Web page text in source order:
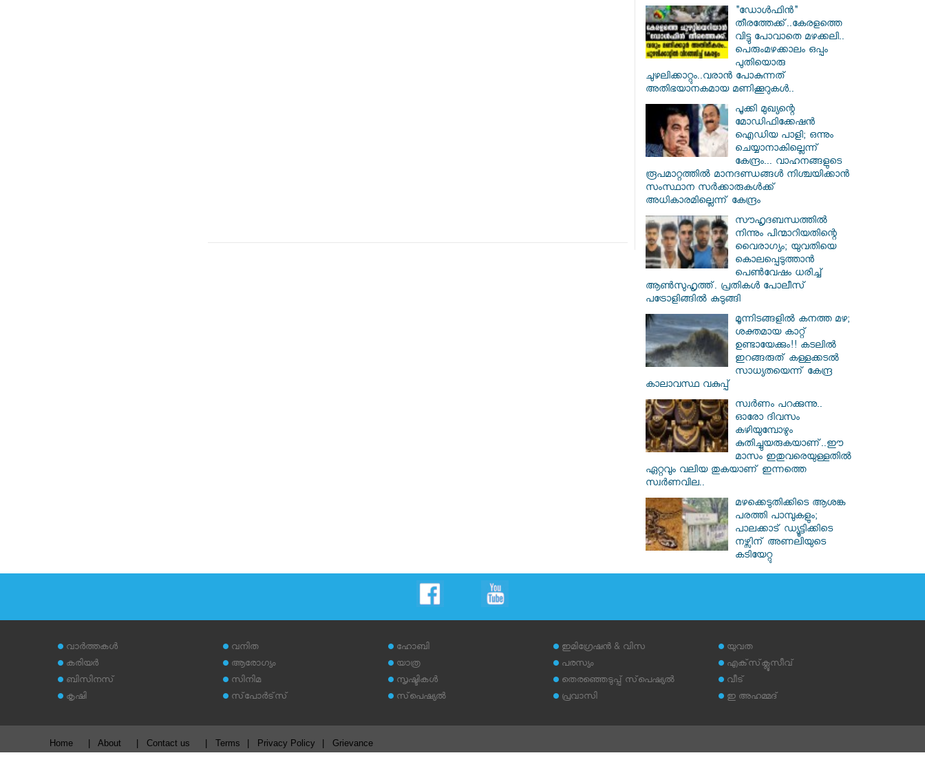
"ഡോൾഫിൻ"
തീരത്തേക്ക്..കേരളത്തെ
വിട്ടു പോവാതെ മഴക്കലി..
പെരുംമഴക്കാലം ഒപ്പം
പുതിയൊരു
ചുഴലിക്കാറ്റും..വരാൻ പോകുന്നത്
അതിഭയാനകമായ മണിക്കൂറുകൾ..
പൂക്കി മുഖ്യന്റെ
മോഡിഫിക്കേഷൻ
ഐഡിയ പാളി; ഒന്നും
ചെയ്യാനാകില്ലെന്ന്
കേന്ദ്രം... വാഹനങ്ങളുടെ
രൂപമാറ്റത്തില്‍ മാനദണ്ഡങ്ങള്‍ നിശ്ചയിക്കാന്‍
സംസ്ഥാന സര്‍ക്കാരുകള്‍ക്ക്
അധികാരമില്ലെന്ന് കേന്ദ്രം
സൗഹൃദബന്ധത്തില്‍
നിന്നും പിന്മാറിയതിന്റെ
വൈരാഗ്യം; യുവതിയെ
കൊലപ്പെടുത്താന്‍
പെണ്‍വേഷം ധരിച്ച്
ആൺസുഹൃത്ത്. പ്രതികൾ പോലീസ്
പട്രോളിങ്ങിൽ കുടുങ്ങി
മൂന്നിടങ്ങളിൽ കനത്ത മഴ;
ശക്തമായ കാറ്റ്
ഉണ്ടായേക്കും!! കടലിൽ
ഇറങ്ങരുത് കള്ളക്കടൽ
സാധ്യതയെന്ന് കേന്ദ്ര
കാലാവസ്ഥ വകുപ്പ്
സ്വര്‍ണം പറക്കുന്നു..
ഓരോ ദിവസം
കഴിയുമ്പോഴും
കുതിച്ചുയരുകയാണ്..ഈ
മാസം ഇതുവരെയുള്ളതിൽ
ഏറ്റവും വലിയ തുകയാണ് ഇന്നത്തെ
സ്വർണവില..
മഴക്കെടുതിക്കിടെ ആശങ്ക
പരത്തി പാമ്പുകളും;
പാലക്കാട് ഡ്യൂട്ടിക്കിടെ
നഴ്സിന് അണലിയുടെ
കടിയേറ്റു
വാര്‍ത്തകള്‍
കരിയര്‍
ബിസിനസ്
കൃഷി
വനിത
ആരോഗ്യം
സിനിമ
സ്‌പോര്‍ട്‌സ്
ഹോബി
യാത്ര
സൃഷ്ടികള്‍
സ്‌പെഷ്യല്‍
ഇമിഗ്രേഷന്‍ & വിസ
പരസ്യം
തെരഞ്ഞെടുപ്പ് സ്‌പെഷ്യല്‍
പ്രവാസി
യുവത
എക്‌സ്‌ക്ലൂസീവ്
വീട്
ഇ അഹമ്മദ്‌
Home About Contact us Terms Privacy Policy
Grievance